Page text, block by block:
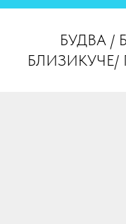
БУДВА /
БЛИЗИКУЧЕ/